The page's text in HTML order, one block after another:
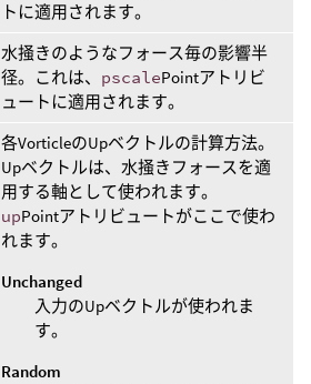
トに適用されます。
水掻きのようなフォース毎の影響半
径。これは、 pscalePointアトリビ
ュートに適用されます。
各VorticleのUpベクトルの計算方法。
Upベクトルは、水掻きフォースを適
用する軸として使われます。
upPointアトリビュートがここで使わ
れます。
Unchanged
入力のUpベクトルが使われま
す。
Random